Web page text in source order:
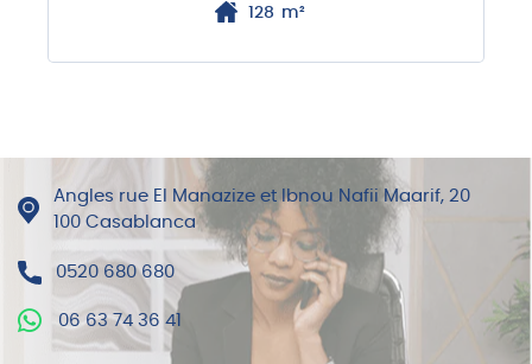
128 m²
Angles rue El Manazize et Ibnou Nafii Maarif, 20
100 Casablanca
0520 680 680
06 63 74 36 41